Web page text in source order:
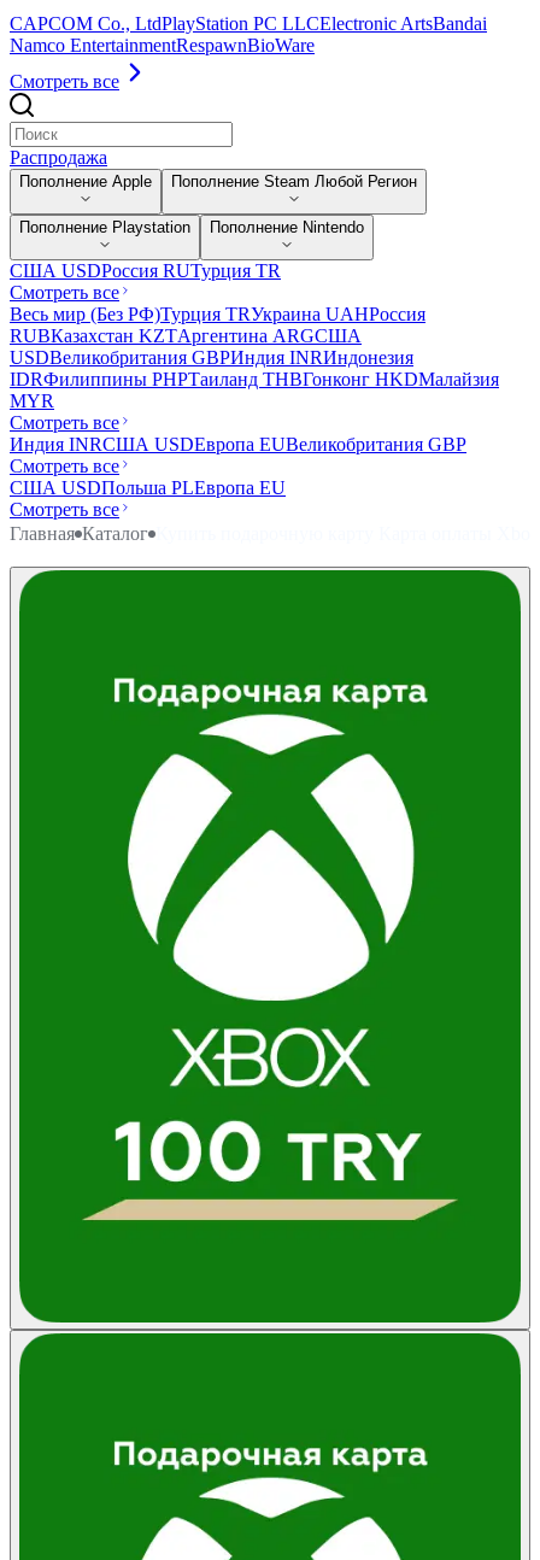
CAPCOM Co., LtdPlayStation PC LLCElectronic ArtsBandai
Namco EntertainmentRespawnBioWare
Смотреть все
Распродажа
Пополнение Apple Пополнение Steam Любой Регион
Пополнение Playstation Пополнение Nintendo
США USDРоссия RUТурция TR
Смотреть все
Весь мир (Без РФ)Турция TRУкраина UAHРоссия
RUBКазахстан KZTАргентина ARGСША
USDВеликобритания GBPИндия INRИндонезия
IDRФилиппины PHPТаиланд THBГонконг HKDМалайзия
MYR
Смотреть все
Индия INRСША USDЕвропа EUВеликобритания GBP
Смотреть все
США USDПольша PLЕвропа EU
Смотреть все
Главная Каталог